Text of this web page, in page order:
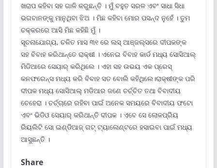
ଖରାପ କହିବା ସହ ଗାଳି କରୁଛନ୍ତି । ମୁଁ ବହୁତ ସରଳ ଏବଂ ସାଧା ସିଧା
ଭଗବାନଙ୍କୁ ମାନୁଥିବା ଝିଅ । ମିଛ କହିବା ମୋର ପସନ୍ଦ ନୁହେଁ । ତୁମ
ଚକ୍କରରେ ଆସି ମିଛ କହିଛି ମୁଁ ।
ସୂଚନାଯୋଗ୍ୟ, ଚଳିତ ମାସ ୩୧ ରେ ଲସ୍ ଆଞ୍ଜଲ୍ସରେ ଦୀପକଙ୍କ
ସହ ବିବାହ କରିଥାନ୍ତେ ରାକ୍ଷୀ । ଏନେଇ ବିବାହ କାର୍ଡ ମଧ୍ୟ ସୋସିଆଲ୍
ମିଡିଆରେ ସେୟାର୍ କରିଥିଲେ । ଏହା ସହ ଉଭୟ ଏକ ପ୍ରେସ୍
କନଫରେନ୍ସ ମଧ୍ୟ କରି ବିବାହ ସତ ବୋଲି କହିଥିଲେ।ରାକ୍ଷୀଙ୍କ ପରି
ଦୀପକ ମଧ୍ୟ ସୋସିଆଲ୍ ମଡିଆର ଜଣେ ଚର୍ଚ୍ଚିତ ତଥା ବିବାଦୀୟ
ଚେହେରା । ଚର୍ଚ୍ଚାରେ ରହିବା ପାଇଁ ଅନେକ ସମୟରେ ବିବାଦୀୟ ଫଟୋ
ଏବଂ ଭିଡିଓ ସେୟାର୍ କରିଥାନ୍ତି ଦୀପକ । ଏବେ ସେ ଲୋକପ୍ରିୟ
ରିୟଲିଟି ସୋ ଇଣ୍ଡିଆଜ୍ ଗଟ୍ ଟ୍ୟାଲେଣ୍ଟରେ ହସାଇବା ପାଇଁ ମଧ୍ୟ
ଆସୁଛନ୍ତି ।
Share